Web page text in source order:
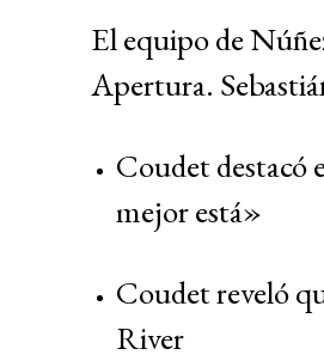
El equipo de
Apertura.
Coudet destacó
mejor está»
Coudet reveló
River